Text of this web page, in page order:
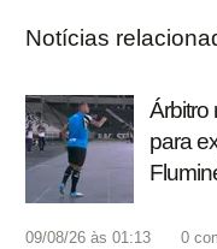
Notícias
Árbitro
para
09/08/26 às 01:13 0